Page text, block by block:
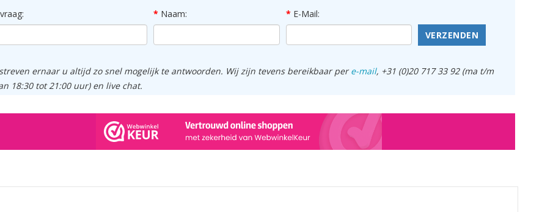
Naam:
E-Mail:
VERZENDEN
ernaar u altijd zo snel mogelijk te antwoorden. Wij zijn tevens bereikbaar pere-mail, +31 (0)20 717 33 92 (ma t/m
18:30 tot 21:00 uur) en live chat.